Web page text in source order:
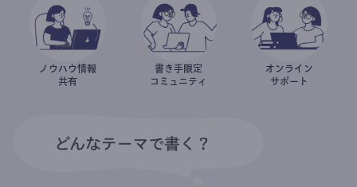
ノウハウ情報
共有
書き手限定
コミュニティ
オンライン
サポート